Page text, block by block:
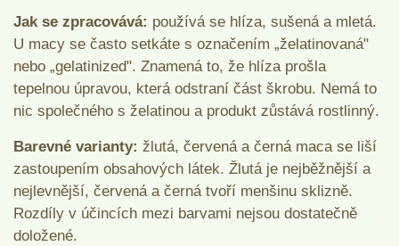
Jak se zpracovává: používá se hlíza, sušená a mletá.
U macy se často setkáte s označením „želatinovaná"
nebo „gelatinized". Znamená to, že hlíza prošla
tepelnou úpravou, která odstraní část škrobu. Nemá to
nic společného s želatinou a produkt zůstává rostlinný.
Barevné varianty: žlutá, červená a černá maca se liší
zastoupením obsahových látek. Žlutá je nejběžnější a
nejlevnější, červená a černá tvoří menšinu sklizně.
Rozdíly v účincích mezi barvami nejsou dostatečně
doložené.